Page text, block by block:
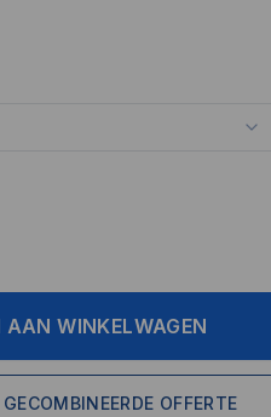
AAN WINKELWAGEN
OFFERTE